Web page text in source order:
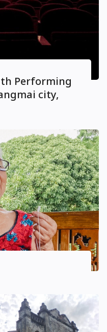
Performing
city,